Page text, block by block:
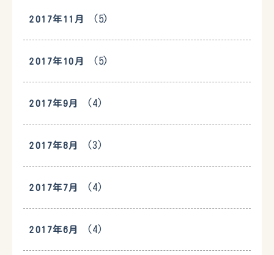
2017年11月 (5)
2017年10月 (5)
2017年9月 (4)
2017年8月 (3)
2017年7月 (4)
2017年6月 (4)